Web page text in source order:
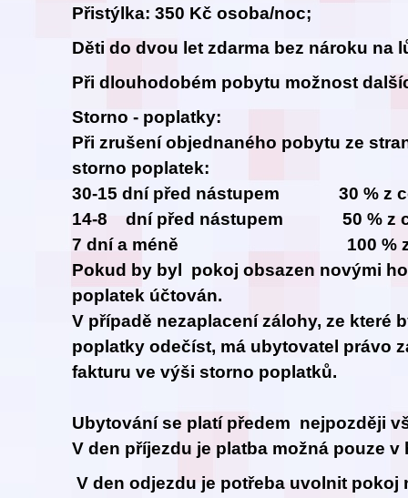
Přistýlka: 350 Kč osoba/noc;
Děti do dvou let zdarma bez nároku na
Při dlouhodobém pobytu možnost
Storno - poplatky:
Při zrušení objednaného pobytu ze
storno poplatek:
30-15 dní před nástupem 30 % z
14-8 dní před nástupem 50 % z
7 dní a méně 100 % z
Pokud by byl pokoj obsazen novými
poplatek účtován.
V případě nezaplacení zálohy, ze které
poplatky odečíst, má ubytovatel právo
fakturu ve výši storno poplatků.
Ubytování se platí předem nejpozději
V den příjezdu je platba možná pouze v
V den odjezdu je potřeba uvolnit pokoj